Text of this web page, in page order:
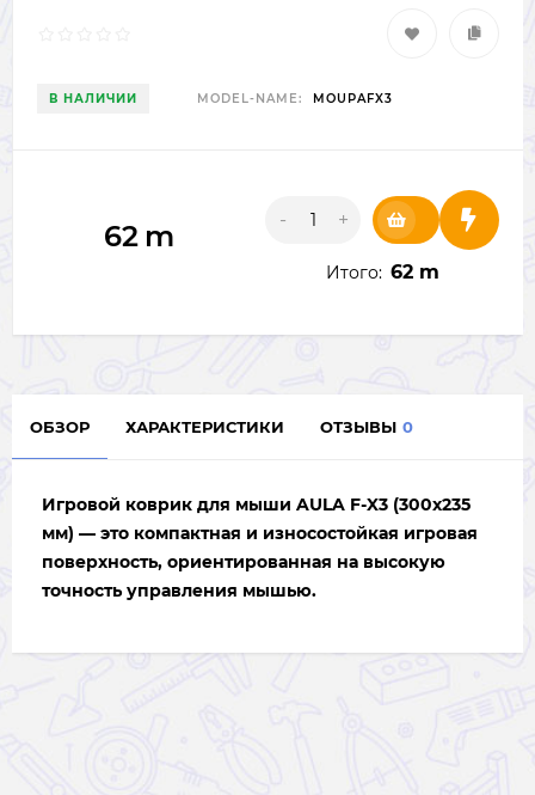
В НАЛИЧИИ MODEL-NAME: MOUPAFX3
62 m - +
Итого: 62 m
ОБЗОР ХАРАКТЕРИСТИКИ ОТЗЫВЫ 0
Игровой коврик для мыши AULA F-X3 (300x235
мм) — это компактная и износостойкая игровая
поверхность, ориентированная на высокую
точность управления мышью.